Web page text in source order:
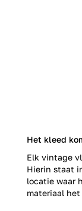
Het kleed
Elk vintage
Hierin staat
locatie waar
materiaal